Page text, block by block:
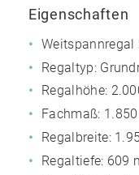
Eigenschaften
Weitspannregal
Regaltyp:
Regalhöhe:
Fachmaß:
Regalbreite:
Regaltiefe: 609